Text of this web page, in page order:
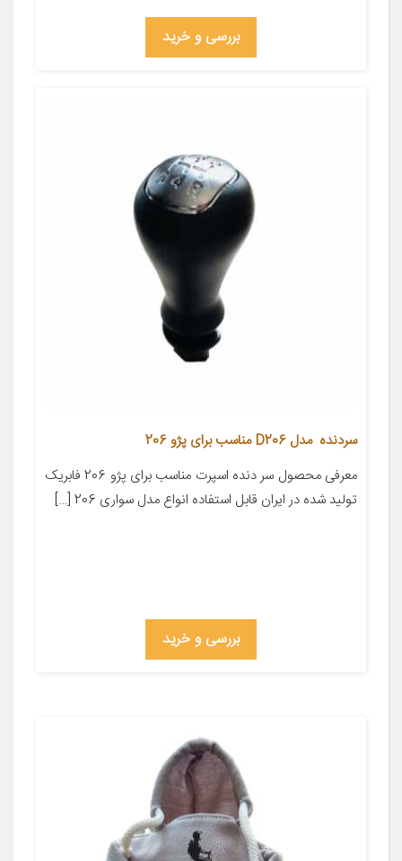
بررسی و خرید
سردنده مدل D206 مناسب برای پژو 206
معرفی محصول سر دنده اسپرت مناسب برای پژو 206 فابریک
تولید شده در ایران قابل استفاده انواع مدل سواری 206 […]
بررسی و خرید